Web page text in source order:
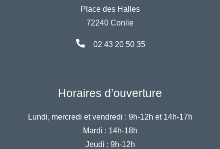
Place des Halles
72240 Conlie
02 43 20 50 35
Horaires d’ouverture
Lundi, mercredi et vendredi : 9h-12h et 14h-17h
Mardi : 14h-18h
Jeudi : 9h-12h